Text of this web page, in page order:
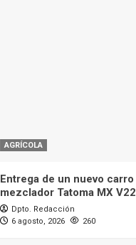
AGRÍCOLA
Entrega de un nuevo carro
mezclador Tatoma MX V22
Dpto. Redacción
6 agosto, 2026
260